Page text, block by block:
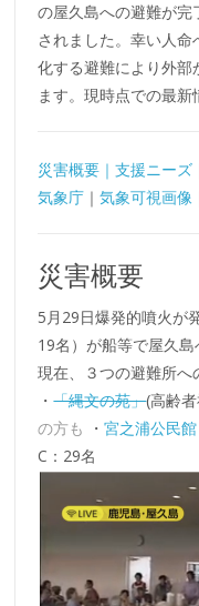
の屋久島への避難が
されました。幸い人
化する避難により外部
ます。現時点での最新
災害概要｜支援ニーズ
気象庁 ｜気象可視画像
災害概要
5月29日爆発的噴火が
19名）が船等で屋久
現在、３つの避難所へ
・「縄文の苑」(高齢
の方も
・宮之浦公民館
C：29名